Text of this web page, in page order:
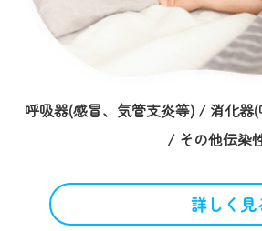
呼吸器(感冒、気管支炎等) / 消化
/ その他伝染
詳しく見